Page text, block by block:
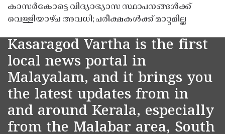
കാസർകോട്ടെ വിദ്യാഭ്യാസ സ്ഥാപനങ്ങൾക്ക്
വെള്ളിയാഴ്ച അവധി; പരീക്ഷകൾക്ക് മാറ്റമില്ല
Kasaragod Vartha is the first
local news portal in
Malayalam, and it brings you
the latest updates from in
and around Kerala, especially
from the Malabar area, South